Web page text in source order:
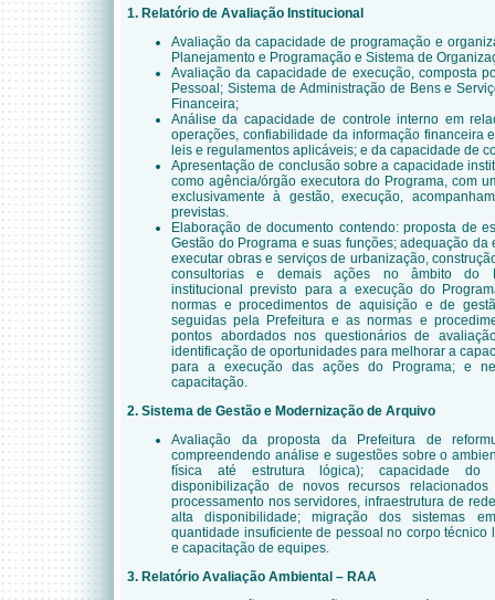
1. Relatório de Avaliação Institucional
Avaliação da capacidade de programação e
Planejamento e Programação e Sistema de
Avaliação da capacidade de execução, composta
Pessoal; Sistema de Administração de Bens e
Financeira;
Análise da capacidade de controle interno em
operações, confiabilidade da informação financeira
leis e regulamentos aplicáveis; e da capacidade de
Apresentação de conclusão sobre a capacidade
como agência/órgão executora do Programa, com
exclusivamente à gestão, execução,
previstas.
Elaboração de documento contendo: proposta de
Gestão do Programa e suas funções; adequação da
executar obras e serviços de urbanização,
consultorias e demais ações no âmbito do
institucional previsto para a execução do
normas e procedimentos de aquisição e de
seguidas pela Prefeitura e as normas e
pontos abordados nos questionários de
identificação de oportunidades para melhorar a
para a execução das ações do Programa; e
capacitação.
2. Sistema de Gestão e Modernização de Arquivo
Avaliação da proposta da Prefeitura de
compreendendo análise e sugestões sobre o
física até estrutura lógica); capacidade do
disponibilização de novos recursos
processamento nos servidores, infraestrutura de
alta disponibilidade; migração dos sistemas
quantidade insuficiente de pessoal no corpo técnico
e capacitação de equipes.
3. Relatório Avaliação Ambiental – RAA